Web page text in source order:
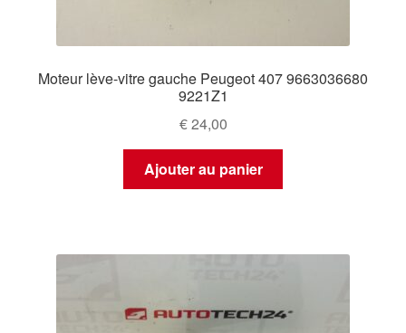
Moteur lève-vitre gauche Peugeot 407 9663036680
9221Z1
€24,00
Ajouter au panier